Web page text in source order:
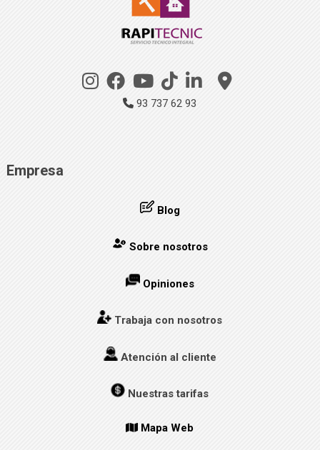
93 737 62 93
Empresa
Blog
Sobre nosotros
Opiniones
Trabaja con nosotros
Atención al cliente
Nuestras tarifas
Mapa Web